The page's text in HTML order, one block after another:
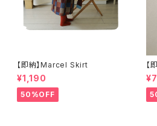
【即納】Marcel Skirt
¥1,190
50%OFF
【